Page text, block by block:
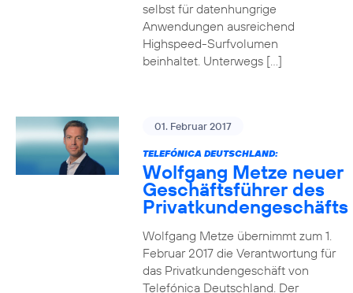
selbst für datenhungrige
Anwendungen ausreichend
Highspeed-Surfvolumen
beinhaltet. Unterwegs […]
01. Februar 2017
TELEFÓNICA DEUTSCHLAND:
Wolfgang Metze neuer
Geschäftsführer des
Privatkundengeschäfts
Wolfgang Metze übernimmt zum 1.
Februar 2017 die Verantwortung für
das Privatkundengeschäft von
Telefónica Deutschland. Der